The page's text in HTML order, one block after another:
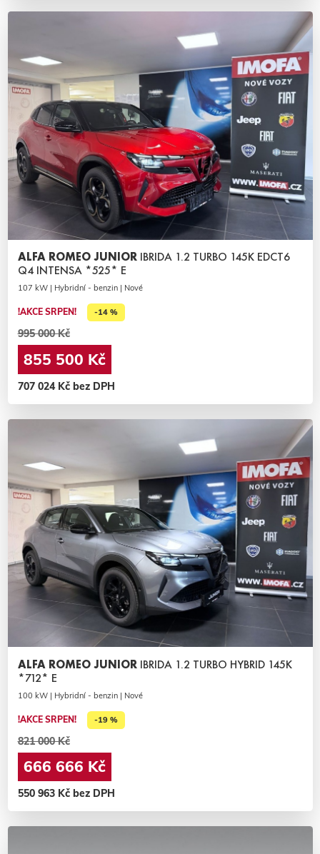
ALFA ROMEO JUNIOR IBRIDA 1.2 TURBO 145K EDCT6
Q4 INTENSA *525* E
107 kW | Hybridní - benzin | Nové
!AKCE SRPEN! -14 %
995 000 Kč
855 500 Kč
707 024 Kč bez DPH
ALFA ROMEO JUNIOR IBRIDA 1.2 TURBO HYBRID 145K
*712* E
100 kW | Hybridní - benzin | Nové
!AKCE SRPEN! -19 %
821 000 Kč
666 666 Kč
550 963 Kč bez DPH